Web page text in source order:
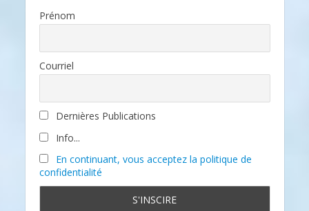
Prénom
Courriel
Dernières Publications
Info...
En continuant, vous acceptez la politique de
confidentialité